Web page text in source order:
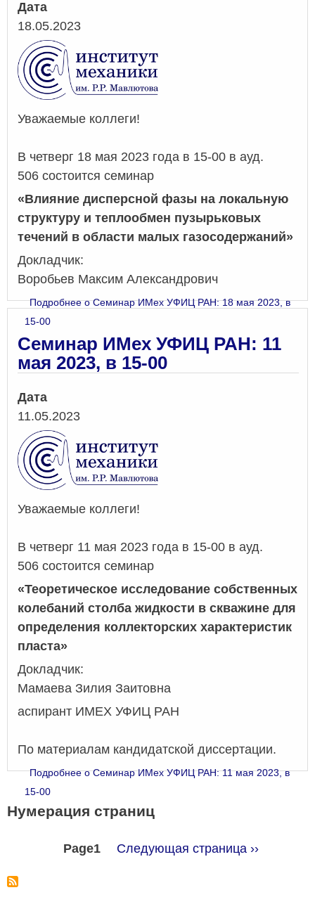
Дата
18.05.2023
Уважаемые коллеги!
В четверг 18 мая 2023 года в 15-00 в ауд.
506 состоится семинар
«Влияние дисперсной фазы на локальную
структуру и теплообмен пузырьковых
течений в области малых газосодержаний»
Докладчик:
Воробьев Максим Александрович
Подробнеео Семинар ИМех УФИЦ РАН: 18 мая 2023, в
15-00
Семинар ИМех УФИЦ РАН: 11
мая 2023, в 15-00
Дата
11.05.2023
Уважаемые коллеги!
В четверг 11 мая 2023 года в 15-00 в ауд.
506 состоится семинар
«Теоретическое исследование собственных
колебаний столба жидкости в скважине для
определения коллекторских характеристик
пласта»
Докладчик:
Мамаева Зилия Заитовна
аспирант ИМЕХ УФИЦ РАН
По материалам кандидатской диссертации.
Подробнеео Семинар ИМех УФИЦ РАН: 11 мая 2023, в
15-00
Нумерация страниц
Page1 Следующая страница ››